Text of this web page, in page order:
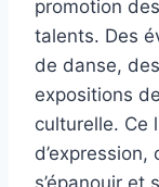
promotion
talents. Des
de danse,
expositions
culturelle. Ce